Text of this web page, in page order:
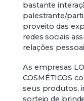
bastante
palestrante/
proveito das
redes sociais
relações
As empresas
COSMÉTICOS
seus produtos,
sorteio de